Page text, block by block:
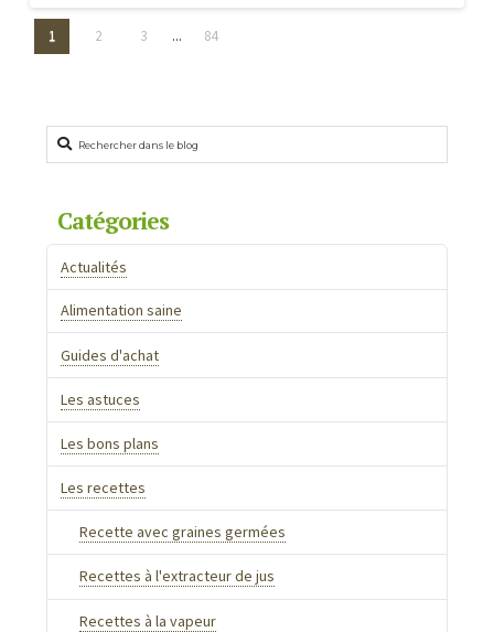
Alexandre Dessert
de
facile
recettes
cacao
avec
un
blender03.31.2026
1 2 3 ... 84
Rechercher
Catégories
Actualités
Alimentation saine
Guides d'achat
Les astuces
Les bons plans
Les recettes
Recette avec graines germées
Recettes à l'extracteur de jus
Recettes à la vapeur